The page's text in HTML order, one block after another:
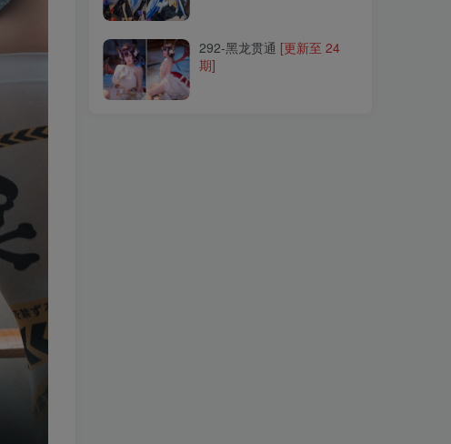
292-黑龙贯通 [更新至 24
期]
292-黑龙贯通 [更新至 24
期]